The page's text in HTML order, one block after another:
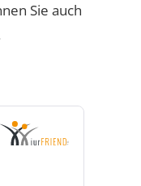
Sie auch